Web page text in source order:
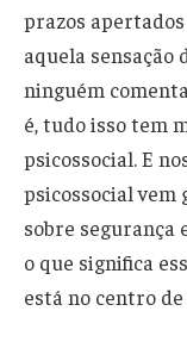
prazos
aquela sensação
ninguém
é, tudo isso tem
psicossocial. E
psicossocial vem
sobre segurança
o que significa
está no centro